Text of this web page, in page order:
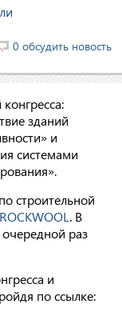
0 обсудить новость
зданий
и
системами
строительной
ROCKWOOL . В
очередной раз
и
по ссылке: